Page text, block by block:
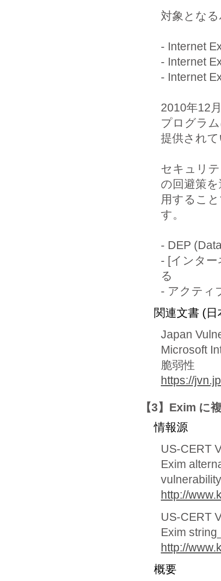
対象とな
- Internet
- Internet
- Internet
2010年12
プログラ
提供され
セキュリ
の回避策を
用するこ
す。
- DEP
- [インタ
る
- アクティ
関連文書 (日
Japan
Microsoft
脆弱性
https://
【3】Exim に
情報源
US-CERT
Exim
vulnerability
http://
US-CERT
Exim
http://
概要